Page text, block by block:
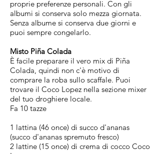
proprie preferenze personali. Con gli
albumi si conserva solo mezza giornata.
Senza albume si conserva due giorni e
puoi sempre congelarlo.
Misto Piña Colada
È facile preparare il vero mix di Piña
Colada, quindi non c'è motivo di
comprare la roba sullo scaffale. Puoi
trovare il Coco Lopez nella sezione mixer
del tuo droghiere locale.
Fa 10 tazze
1 lattina (46 once) di succo d'ananas
(succo d'ananas spremuto fresco)
2 lattine (15 once) di crema di cocco Coco